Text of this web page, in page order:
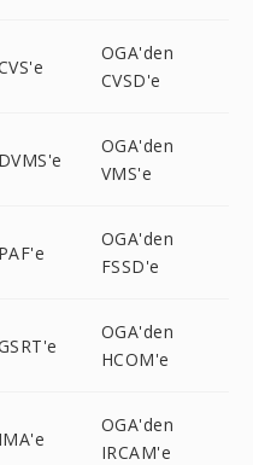
OGA'den
CVSD'e
OGA'den
VMS'e
OGA'den
FSSD'e
OGA'den
HCOM'e
OGA'den
IRCAM'e